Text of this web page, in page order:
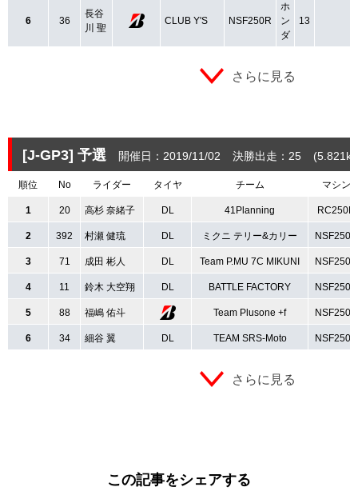
6 36
長谷
川 聖
CLUB Y'S NSF250R
ホ
ン
ダ
13
さらに見る
[J-GP3] 予選 開催日：2019/11/02 決勝出走：25 (5.821
順位 No ライダー タイヤ チーム マシン
1 20 高杉 奈緒子 DL 41Planning RC250R
2 392 村瀬 健琉 DL ミクニ テリー&カリー NSF250R
3 71 成田 彬人 DL Team P.MU 7C MIKUNI NSF250R
4 11 鈴木 大空翔 DL BATTLE FACTORY NSF250R
5 88 福嶋 佑斗 Team Plusone +f NSF250R
6 34 細谷 翼 DL TEAM SRS-Moto NSF250R
さらに見る
この記事をシェアする